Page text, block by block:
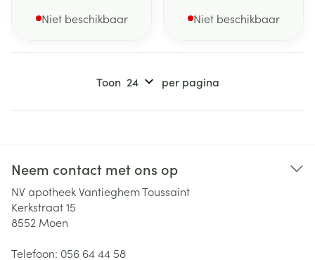
Niet beschikbaar Niet beschikbaar
Toon per pagina
Neem contact met ons op
NV apotheek Vantieghem Toussaint
Kerkstraat 15
8552 Moen
Telefoon: 056 64 44 58